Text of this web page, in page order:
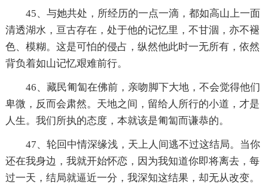
45、与她共处，所经历的一点一滴，都如高山上一面
清透湖水，亘古存在，处于他的记忆里，不甘涸，亦不褪
色、模糊。这是可怕的侵占，纵然他此时一无所有，依然
背负着如山记忆艰难前行。
46、藏民匍匐在佛前，亲吻脚下大地，不会觉得他们
卑微，反而会肃然。天地之间，留给人所行的小道，才是
人生。我们所执的态度，本就该是匍匐而谦恭的。
47、轮回中情深缘浅，天上人间逃不过这结局。当你
还在我身边，我就开始怀恋，因为我知道你即将离去，每
过一天，结局就逼近一分，我深知这结果，却无从改变。